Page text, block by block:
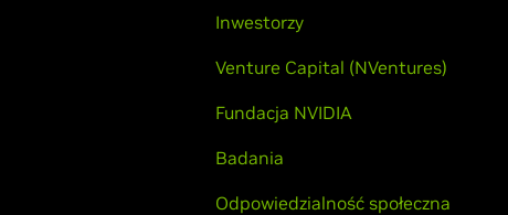
Inwestorzy
Venture Capital (NVentures)
Fundacja NVIDIA
Badania
Odpowiedzialność społeczna